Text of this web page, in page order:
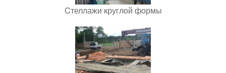
Cтеллажи круглой формы